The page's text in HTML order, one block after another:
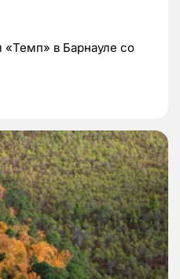
в Барнауле со